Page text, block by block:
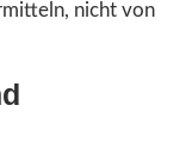
nicht von